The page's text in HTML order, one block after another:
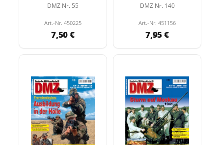
DMZ Nr. 55
Art.-Nr. 450225
7,50 €
DMZ Nr. 140
Art.-Nr. 451156
7,95 €